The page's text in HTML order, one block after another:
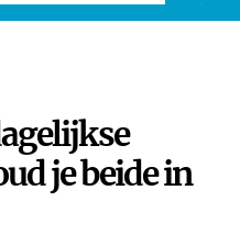
je beide in